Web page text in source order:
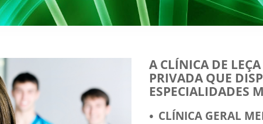
A CLÍNICA DE
PRIVADA QUE
ESPECIALIDADES
CLÍNICA GERAL